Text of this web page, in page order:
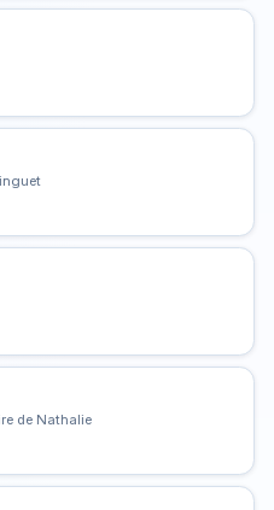
de Nathalie